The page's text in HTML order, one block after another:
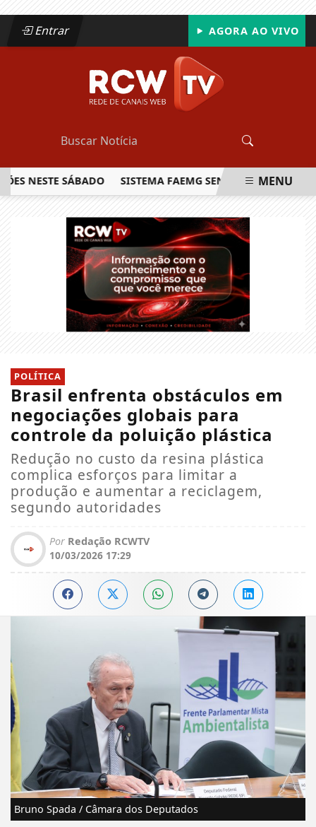
Entrar AGORA AO VIVO
SÁBADO SISTEMA FAEMG SENAR LANÇA OMENU
POLÍTICA
Brasil enfrenta obstáculos em
negociações globais para
controle da poluição plástica
Redução no custo da resina plástica
complica esforços para limitar a
produção e aumentar a reciclagem,
segundo autoridades
Por Redação RCWTV
10/03/2026 17:29
Bruno Spada / Câmara dos Deputados